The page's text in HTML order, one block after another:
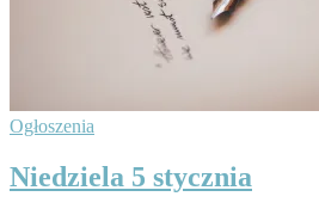
Ogłoszenia
Niedziela 5 stycznia